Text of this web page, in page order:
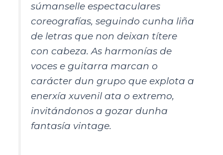
súmanselle espectaculares
coreografías, seguindo cunha liña
de letras que non deixan títere
con cabeza. As harmonías de
voces e guitarra marcan o
carácter dun grupo que explota a
enerxía xuvenil ata o extremo,
invitándonos a gozar dunha
fantasía vintage.